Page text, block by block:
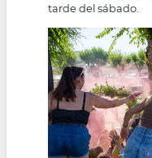
tarde del sábado.